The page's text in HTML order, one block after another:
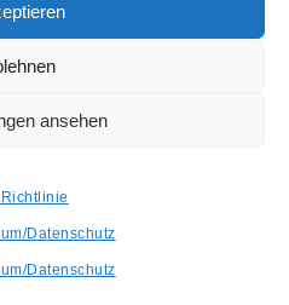
ansehen
Datenschutz
Datenschutz
Erfolgsalbum „Italia“
besondere